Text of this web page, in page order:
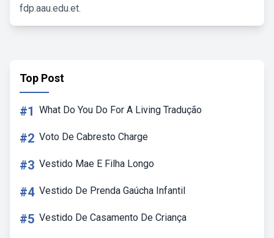
fdp.aau.edu.et.
Top Post
#1 What Do You Do For A Living Tradução
#2 Voto De Cabresto Charge
#3 Vestido Mae E Filha Longo
#4 Vestido De Prenda Gaúcha Infantil
#5 Vestido De Casamento De Criança